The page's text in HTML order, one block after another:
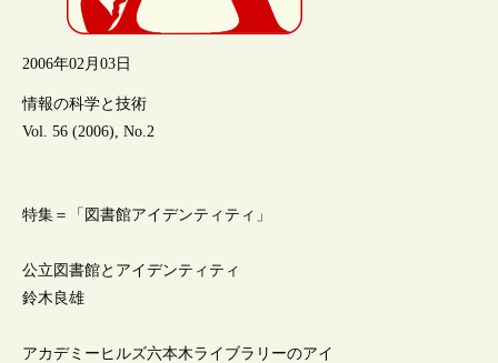
2006年02月03日
情報の科学と技術
Vol. 56 (2006), No.2
特集＝「図書館アイデンティティ」
公立図書館とアイデンティティ
鈴木良雄
アカデミーヒルズ六本木ライブラリーのアイ